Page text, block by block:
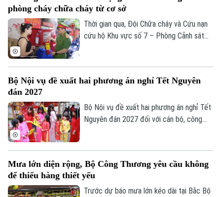
Thời sự
vũ những giá trị đổi mới sáng tạo áp dụng
trong đời sống thực phục vụ người tiêu
dùng.
phòng cháy chữa cháy từ cơ sở
Thời gian qua, Đội Chữa cháy và Cứu nạn
cứu hộ Khu vực số 7 – Phòng Cảnh sát
cường công tác phòng cháy, chữa cháy
sở.
Bộ Nội vụ đề xuất hai phương án nghỉ Tết Nguyên
đán 2027
Bộ Nội vụ đề xuất hai phương án nghỉ Tết
Nguyên đán 2027 đối với cán bộ, công
Mưa lớn diện rộng, Bộ Công Thương yêu cầu không
để thiếu hàng thiết yếu
Trước dự báo mưa lớn kéo dài tại Bắc Bộ